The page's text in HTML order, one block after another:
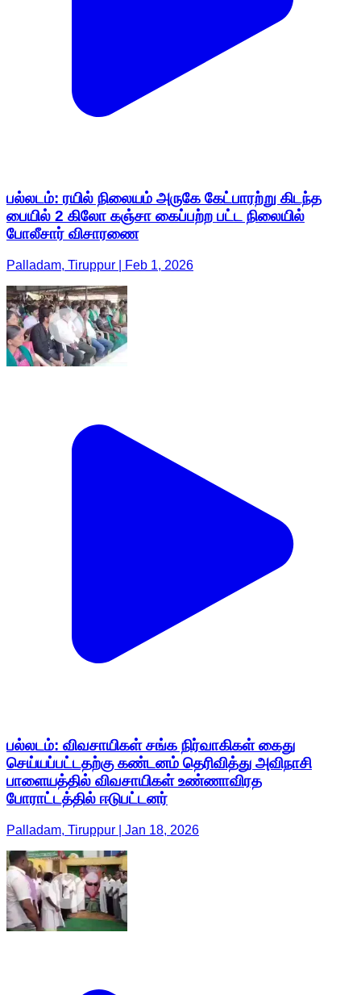
பல்லடம்: ரயில் நிலையம் அருகே கேட்பாரற்று கிடந்த
பையில் 2 கிலோ கஞ்சா கைப்பற்ற பட்ட நிலையில்
போலீசார் விசாரணை
Palladam, Tiruppur | Feb 1, 2026
பல்லடம்: விவசாயிகள் சங்க நிர்வாகிகள் கைது
செய்யப்பட்டதற்கு கண்டனம் தெரிவித்து அவிநாசி
பாளையத்தில் விவசாயிகள் உண்ணாவிரத
போராட்டத்தில் ஈடுபட்டனர்
Palladam, Tiruppur | Jan 18, 2026